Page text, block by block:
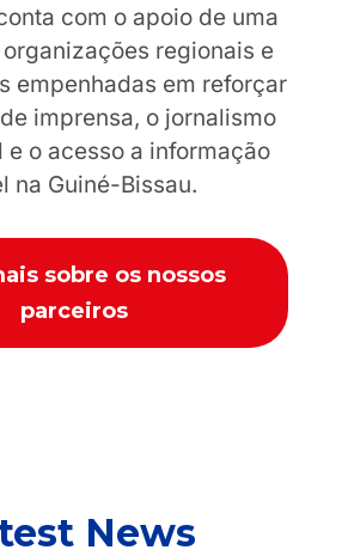
com o apoio de uma
regionais e
empenhadas em reforçar
imprensa, o jornalismo
e o acesso a informação
na Guiné-Bissau.
sobre os nossos
parceiros
News